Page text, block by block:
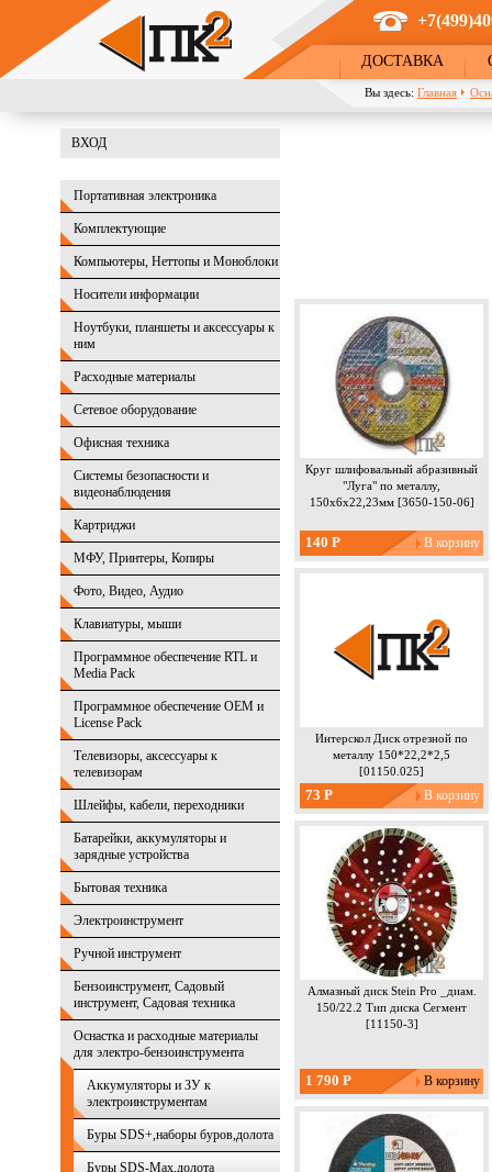
Перейти к основному содержанию
ДОСТАВКА
Вы здесь: Главная
ВХОД
Портативная электроника
Комплектующие
Компьютеры, Неттопы и Моноблоки
Носители информации
Ноутбуки, планшеты и аксессуары к
ним
Расходные материалы
Сетевое оборудование
Офисная техника
Системы безопасности и
видеонаблюдения
Картриджи
МФУ, Принтеры, Копиры
Фото, Видео, Аудио
Клавиатуры, мыши
Программное обеспечение RTL и
Media Pack
Программное обеспечение OEM и
License Pack
Телевизоры, аксессуары к
телевизорам
Шлейфы, кабели, переходники
Батарейки, аккумуляторы и
зарядные устройства
Бытовая техника
Электроинструмент
Ручной инструмент
Бензоинструмент, Садовый
инструмент, Садовая техника
Оснастка и расходные материалы
для электро-бензоинструмента
Аккумуляторы и ЗУ к
электроинструментам
Буры SDS+,наборы буров,долота
Буры SDS-Max,долота
Круг шлифовальный абразивный
"Луга" по металлу,
150х6х22,23мм [3650-150-06]
140 Р
Интерскол Диск отрезной по
металлу 150*22,2*2,5
[01150.025]
73 Р
Алмазный диск Stein Pro _диам.
150/22.2 Тип диска Сегмент
[11150-3]
1 790 Р
_диам. 150/